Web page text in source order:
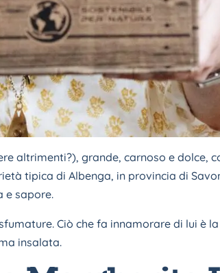
altrimenti?), grande, carnoso e dolce,
tipica di Albenga, in provincia di
e sapore.
Ciò che fa innamorare di lui è
insalata.